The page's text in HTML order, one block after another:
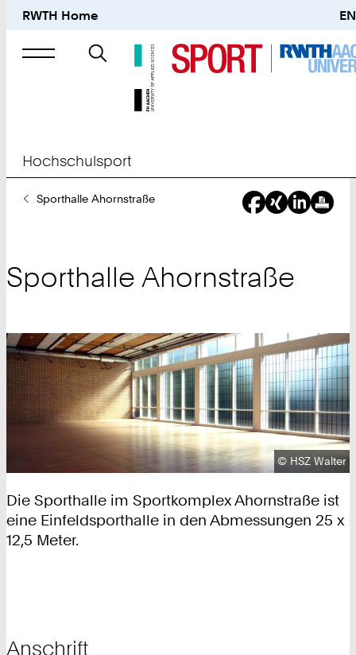
RWTH Home EN
Suche
nach
Hochschulsport
SieSporthalle Ahornstraße
Sporthalle Ahornstraße
© HSZ Walter
Die Sporthalle im Sportkomplex Ahornstraße ist
eine Einfeldsporthalle in den Abmessungen 25 x
12,5 Meter.
Anschrift